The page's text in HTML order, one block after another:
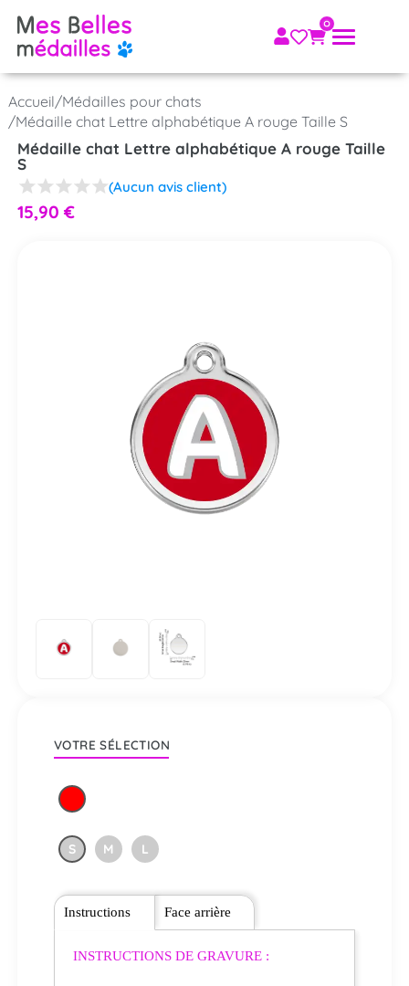
Accueil/Médailles pour chats
/Médaille chat Lettre alphabétique A rouge Taille S
Médaille chat Lettre alphabétique A rouge Taille
S
(Aucun avis client)
15,90 €
VOTRE SÉLECTION
S M L
Instructions
INSTRUCTIONS DE GRAVURE :
Face arrière